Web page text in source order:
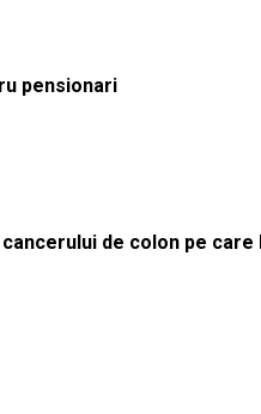
pensionari
de colon pe